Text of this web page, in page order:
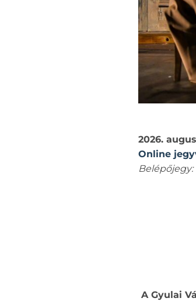
2026.
Online
Belépőjegy:
A Gyulai